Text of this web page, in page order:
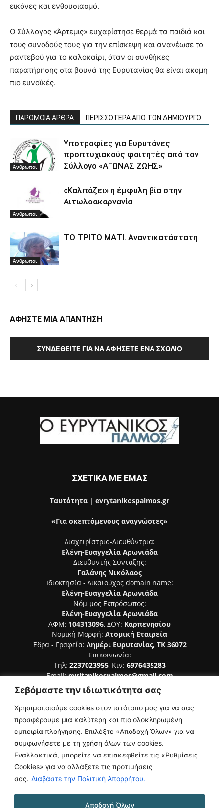
Σεβόμαστε την ιδιωτικότητα σας
Χρησιμοποιούμε cookies στον ιστότοπο μας για να σας
προσφέρουμε μια καλύτερη και πιο ολοκληρωμένη
εμπειρία πλοήγησης. Επιλέξτε «Αποδοχή Όλων» για να
συμφωνήσετε με τη χρήση όλων των cookies.
Εναλλακτικά, μπορείτε να επισκεφθείτε τις «Ρυθμίσεις
Cookies» για να αλλάξετε τις προτιμήσεις
σας. Διαβάστε την Πολιτική Απορρήτου.
Αποδοχή Όλων
εικόνες και ενθουσιασμό.
Ο Σύλλογος «Άρτεμις» ευχαρίστησε θερμά τα παιδιά και
τους συνοδούς τους για την επίσκεψη και ανανέωσε το
ραντεβού για το καλοκαίρι, όταν οι συνθήκες
παρατήρησης στα βουνά της Ευρυτανίας θα είναι ακόμη
πιο ευνοϊκές.
ΠΑΡΟΜΟΙΑ ΑΡΘΡΑ ΠΕΡΙΣΣΟΤΕΡΑ ΑΠΟ ΤΟΝ ΔΗΜΙΟΥΡΓΟ
Άνθρωποι
Υποτροφίες για Ευρυτάνες
προπτυχιακούς φοιτητές από τον
Σύλλογο «ΑΓΩΝΑΣ ΖΩΗΣ»
Άνθρωποι
«Καλπάζει» η έμφυλη βία στην
Αιτωλοακαρνανία
Άνθρωποι
ΤΟ ΤΡΙΤΟ ΜΑΤΙ. Αναντικατάστατη
ΑΦΗΣΤΕ ΜΙΑ ΑΠΑΝΤΗΣΗ
ΣΥΝΔΕΘΕΊΤΕ ΓΙΑ ΝΑ ΑΦΉΣΕΤΕ ΈΝΑ ΣΧΌΛΙΟ
ΣΧΕΤΙΚΑ ΜΕ ΕΜΑΣ
Ταυτότητα | evrytanikospalmos.gr
«Για σκεπτόμενους αναγνώστες»
Διαχειρίστρια-Διευθύντρια:
Ελένη-Ευαγγελία Αρωνιάδα
Διευθυντής Σύνταξης:
Γαλάνης Νικόλαος
Ιδιοκτησία - Δικαιούχος domain name:
Ελένη-Ευαγγελία Αρωνιάδα
Νόμιμος Εκπρόσωπος:
Ελένη-Ευαγγελία Αρωνιάδα
ΑΦΜ: 104313096, ΔΟΥ: Καρπενησίου
Νομική Μορφή: Ατομική Εταιρεία
Έδρα - Γραφεία: Λημέρι Ευρυτανίας, ΤΚ 36072
Επικοινωνία:
Τηλ: 2237023955, Κιν: 6976435283
Email:evritanikospalmos@gmail.com
Αριθμός Πιστοποίησης Μ.Η.Τ. 242044
ΑΚΟΛΟΥΘΗΣΕ ΜΑΣ